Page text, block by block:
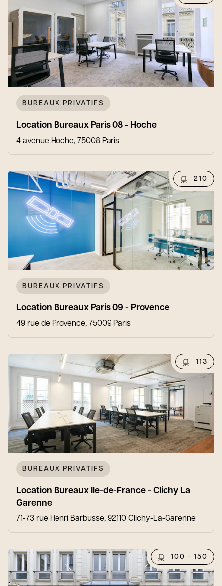
BUREAUX PRIVATIFS
Location Bureaux Paris 08 - Hoche
4 avenue Hoche, 75008 Paris
210
BUREAUX PRIVATIFS
Location Bureaux Paris 09 - Provence
49 rue de Provence, 75009 Paris
113
BUREAUX PRIVATIFS
Location Bureaux Ile-de-France - Clichy La
Garenne
71-73 rue Henri Barbusse, 92110 Clichy-La-Garenne
100 - 150